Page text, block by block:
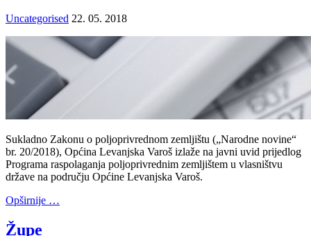
Uncategorised 22. 05. 2018
Sukladno Zakonu o poljoprivrednom zemljištu („Narodne novine“
br. 20/2018), Općina Levanjska Varoš izlaže na javni uvid prijedlog
Programa raspolaganja poljoprivrednim zemljištem u vlasništvu
države na području Općine Levanjska Varoš.
Opširnije …
Župe